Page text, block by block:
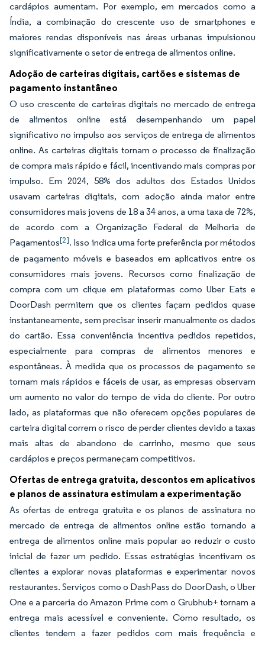
cardápios aumentam. Por exemplo, em mercados como a
Índia, a combinação do crescente uso de smartphones e
maiores rendas disponíveis nas áreas urbanas impulsionou
significativamente o setor de entrega de alimentos online.
Adoção de carteiras digitais, cartões e sistemas de
pagamento instantâneo
O uso crescente de carteiras digitais no mercado de entrega
de alimentos online está desempenhando um papel
significativo no impulso aos serviços de entrega de alimentos
online. As carteiras digitais tornam o processo de finalização
de compra mais rápido e fácil, incentivando mais compras por
impulso. Em 2024, 58% dos adultos dos Estados Unidos
usavam carteiras digitais, com adoção ainda maior entre
consumidores mais jovens de 18 a 34 anos, a uma taxa de 72%,
de acordo com a Organização Federal de Melhoria de
Pagamentos[2]. Isso indica uma forte preferência por métodos
de pagamento móveis e baseados em aplicativos entre os
consumidores mais jovens. Recursos como finalização de
compra com um clique em plataformas como Uber Eats e
DoorDash permitem que os clientes façam pedidos quase
instantaneamente, sem precisar inserir manualmente os dados
do cartão. Essa conveniência incentiva pedidos repetidos,
especialmente para compras de alimentos menores e
espontâneas. À medida que os processos de pagamento se
tornam mais rápidos e fáceis de usar, as empresas observam
um aumento no valor do tempo de vida do cliente. Por outro
lado, as plataformas que não oferecem opções populares de
carteira digital correm o risco de perder clientes devido a taxas
mais altas de abandono de carrinho, mesmo que seus
cardápios e preços permaneçam competitivos.
Ofertas de entrega gratuita, descontos em aplicativos
e planos de assinatura estimulam a experimentação
As ofertas de entrega gratuita e os planos de assinatura no
mercado de entrega de alimentos online estão tornando a
entrega de alimentos online mais popular ao reduzir o custo
inicial de fazer um pedido. Essas estratégias incentivam os
clientes a explorar novas plataformas e experimentar novos
restaurantes. Serviços como o DashPass do DoorDash, o Uber
One e a parceria do Amazon Prime com o Grubhub+ tornam a
entrega mais acessível e conveniente. Como resultado, os
clientes tendem a fazer pedidos com mais frequência e